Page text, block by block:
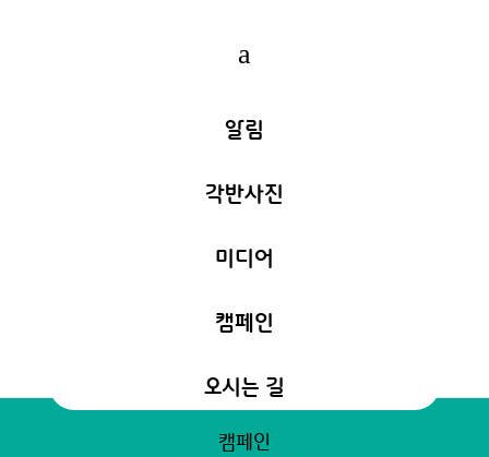
a
알림
각반사진
미디어
캠페인
오시는 길
캠페인